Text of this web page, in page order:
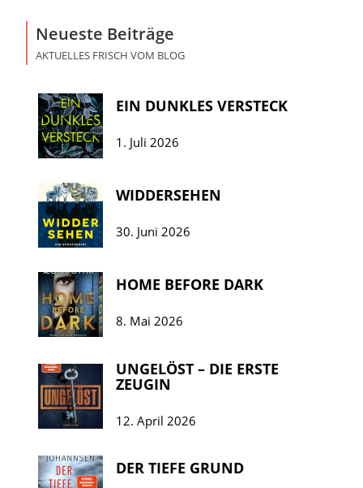
Neueste Beiträge
AKTUELLES FRISCH VOM BLOG
EIN DUNKLES VERSTECK
1. Juli 2026
WIDDERSEHEN
30. Juni 2026
HOME BEFORE DARK
8. Mai 2026
UNGELÖST – DIE ERSTE
ZEUGIN
12. April 2026
DER TIEFE GRUND